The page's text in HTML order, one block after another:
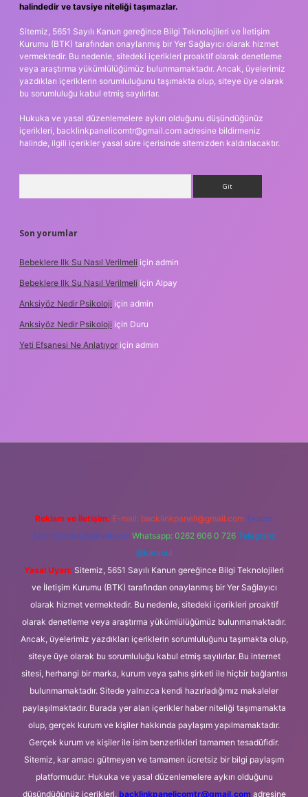
halindedir ve tavsiye niteliği taşımazlar.
Sitemiz, 5651 Sayılı Kanun gereğince Bilgi Teknolojileri ve İletişim
Kurumu (BTK) tarafından onaylanmış bir Yer Sağlayıcı olarak hizmet
vermektedir. Bu nedenle, sitedeki içerikleri proaktif olarak denetleme
veya araştırma yükümlülüğümüz bulunmamaktadır. Ancak, üyelerimiz
yazdıkları içeriklerin sorumluluğunu taşımakta olup, siteye üye olarak
bu sorumluluğu kabul etmiş sayılırlar.
Hukuka ve yasal düzenlemelere aykırı olduğunu düşündüğünüz
içerikleri, backlinkpanelicomtr@gmail.com adresine bildirmeniz
halinde, ilgili içerikler yasal süre içerisinde sitemizden kaldırılacaktır.
Son yorumlar
Bebeklere Ilk Su Nasıl Verilmeli için admin
Bebeklere Ilk Su Nasıl Verilmeli için Alpay
Anksiyöz Nedir Psikoloji için admin
Anksiyöz Nedir Psikoloji için Duru
Yeti Efsanesi Ne Anlatıyor için admin
Reklam ve İletişim: E-mail: backlinkpaneli@gmail.com Teams:
forumhizmeti@gmail.com Whatsapp: 0262 606 0 726 Telegram:
@karabul
Yasal Uyarı: Sitemiz, 5651 Sayılı Kanun gereğince Bilgi Teknolojileri
ve İletişim Kurumu (BTK) tarafından onaylanmış bir Yer Sağlayıcı
olarak hizmet vermektedir. Bu nedenle, sitedeki içerikleri proaktif
olarak denetleme veya araştırma yükümlülüğümüz bulunmamaktadır.
Ancak, üyelerimiz yazdıkları içeriklerin sorumluluğunu taşımakta olup,
siteye üye olarak bu sorumluluğu kabul etmiş sayılırlar. Bu internet
sitesi, herhangi bir marka, kurum veya şahıs şirketi ile hiçbir bağlantısı
bulunmamaktadır. Sitede yalnızca kendi hazırladığımız makaleler
paylaşılmaktadır. Burada yer alan içerikler haber niteliği taşımamakta
olup, gerçek kurum ve kişiler hakkında paylaşım yapılmamaktadır.
Gerçek kurum ve kişiler ile isim benzerlikleri tamamen tesadüfidir.
Sitemiz, kar amacı gütmeyen ve tamamen ücretsiz bir bilgi paylaşım
platformudur. Hukuka ve yasal düzenlemelere aykırı olduğunu
düşündüğünüz içerikleri, backlinkpanelicomtr@gmail.comadresine